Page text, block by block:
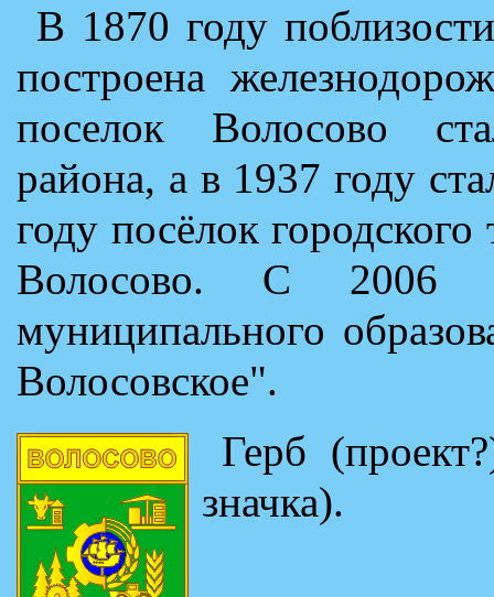
В 1870 году
построена
поселок Волосово
района, а в 1937 году
году посёлок
Волосово. С 2006
муниципального
Волосовское".
Герб
значка).